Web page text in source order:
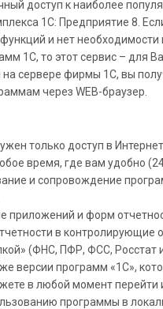
доступ к наиболее
1С: Предприятие 8.
и нет необходимости
1С, то этот сервис – для
сервере фирмы 1С, вы
через WEB-браузер.
только доступ в Интернет
время, где вам удобно
и сопровождение
приложений и форм
в контролирующие
(ФНС, ПФР, ФСС, Росстат
версии программ «1С»,
в любой момент перейти
программы в